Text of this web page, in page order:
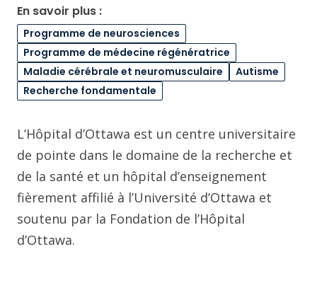
En savoir plus :
Programme de neurosciences
Programme de médecine régénératrice
Maladie cérébrale et neuromusculaire
Autisme
Recherche fondamentale
L’Hôpital d’Ottawa est un centre universitaire
de pointe dans le domaine de la recherche et
de la santé et un hôpital d’enseignement
fièrement affilié à l’Université d’Ottawa et
soutenu par la Fondation de l’Hôpital
d’Ottawa.